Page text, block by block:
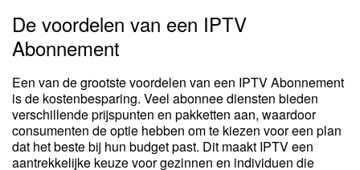
De voordelen van een IPTV
Abonnement
Een van de grootste voordelen van een IPTV Abonnement
is de kostenbesparing. Veel abonnee diensten bieden
verschillende prijspunten en pakketten aan, waardoor
consumenten de optie hebben om te kiezen voor een plan
dat het beste bij hun budget past. Dit maakt IPTV een
aantrekkelijke keuze voor gezinnen en individuen die